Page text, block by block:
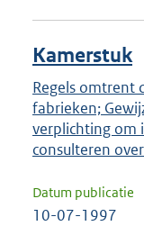
Kamerstuk
Regels omtrent
fabrieken;
verplichting om
consulteren
Datum publicatie
10-07-1997